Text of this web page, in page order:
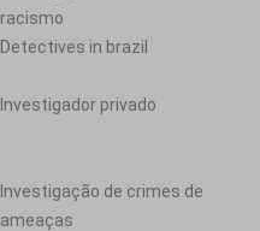
racismo
Detectives in brazil
Investigador privado
Investigação de crimes de
ameaças